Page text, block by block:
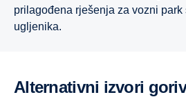
prilagođena rješenja za vozni
ugljenika.
Alternativni izvori